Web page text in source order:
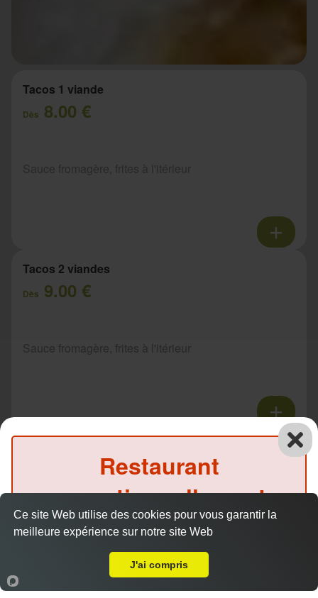
Tacos 1 viande
Dès 8.00 €
Tacos 2 viandes
Dès 9.00 €
Sauce fromagère, frites à l'itérieur
Sauce fromagère, frites à l'itérieur
Accueil Panier Compte
Restaurant
exceptionnellement
fermé ce soir
(Précommande possible)
Ce site Web utilise des cookies pour vous garantir la
meilleure expérience sur notre site Web
J'ai compris